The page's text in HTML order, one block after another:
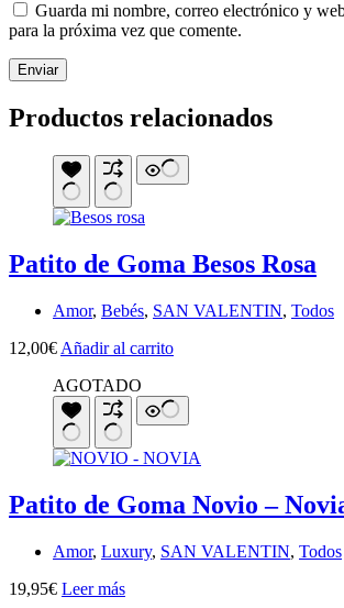
Guarda mi nombre, correo electrónico y
para la próxima vez que comente.
Enviar
Productos relacionados
Patito de Goma Besos Rosa
Amor, Bebés, SAN VALENTIN, Todos
12,00€ Añadir al carrito
AGOTADO
Patito de Goma Novio –
Amor, Luxury, SAN VALENTIN, Todos
19,95€ Leer más